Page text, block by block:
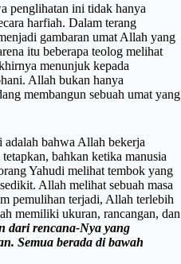
penglihatan ini tidak hanya
harfiah. Dalam terang
gambaran umat Allah yang
itu beberapa teolog melihat
menunjuk kepada
Allah bukan hanya
membangun sebuah umat yang
adalah bahwa Allah bekerja
bahkan ketika manusia
Yahudi melihat tembok yang
Allah melihat sebuah masa
pemulihan terjadi, Allah terlebih
memiliki ukuran, rancangan, dan
dari rencana-Nya yang
Semua berada di bawah